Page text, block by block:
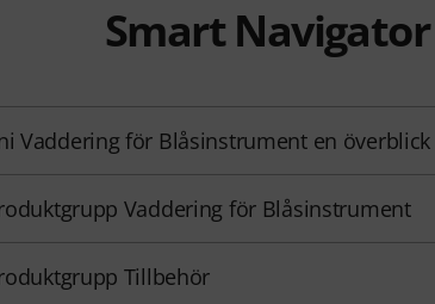
Smart Navigator
Vaddering för Blåsinstrument en överblick
Vaddering för Blåsinstrument
Tillbehör